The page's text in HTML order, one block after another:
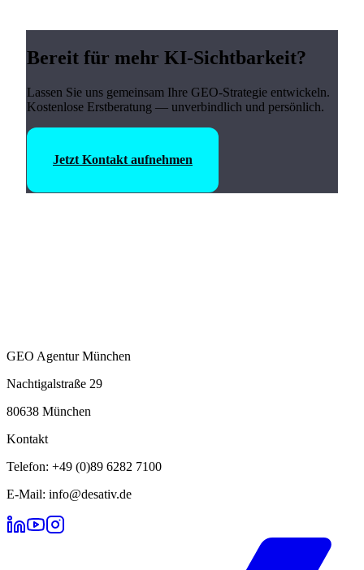
Bereit für mehr KI-Sichtbarkeit?
Lassen Sie uns gemeinsam Ihre GEO-Strategie entwickeln.
Kostenlose Erstberatung — unverbindlich und persönlich.
Jetzt Kontakt aufnehmen
GEO Agentur München
Nachtigalstraße 29
80638 München
Kontakt
Telefon: +49 (0)89 6282 7100
E-Mail: info@desativ.de